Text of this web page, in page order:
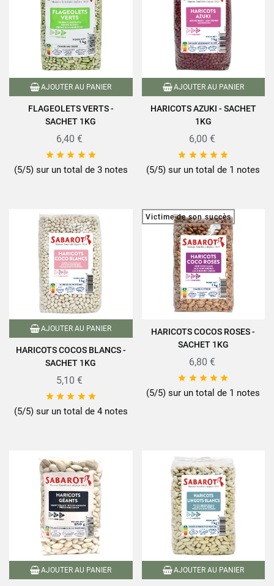
AJOUTER AU PANIER
FLAGEOLETS VERTS -
SACHET 1KG
6,40 €
    
(5/5) sur un total de 3 notes
AJOUTER AU PANIER
HARICOTS AZUKI - SACHET
1KG
6,00 €
    
(5/5) sur un total de 1 notes
AJOUTER AU PANIER
HARICOTS COCOS BLANCS -
SACHET 1KG
5,10 €
    
(5/5) sur un total de 4 notes
Victime de son succès
HARICOTS COCOS ROSES -
SACHET 1KG
6,80 €
    
(5/5) sur un total de 1 notes
AJOUTER AU PANIER AJOUTER AU PANIER